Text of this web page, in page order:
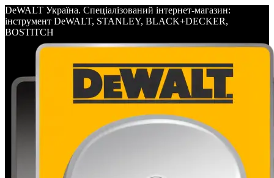
DeWALT Україна. Спеціалізований інтернет-магазин:
інструмент DeWALT, STANLEY, BLACK+DECKER,
BOSTITCH